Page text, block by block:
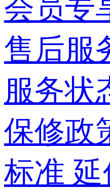
会员专
售后服
服务状
保修政
标准